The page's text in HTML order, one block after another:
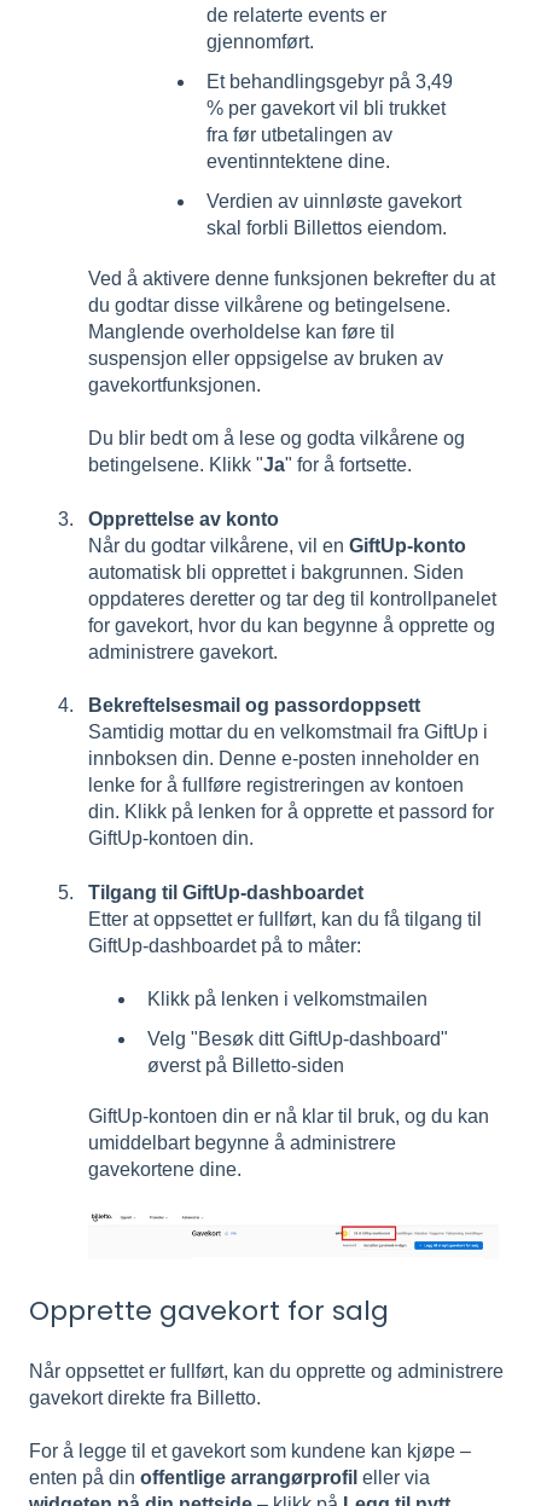
de relaterte events er
gjennomført.
Et behandlingsgebyr på 3,49
% per gavekort vil bli trukket
fra før utbetalingen av
eventinntektene dine.
Verdien av uinnløste gavekort
skal forbli Billettos eiendom.
Ved å aktivere denne funksjonen bekrefter du at
du godtar disse vilkårene og betingelsene.
Manglende overholdelse kan føre til
suspensjon eller oppsigelse av bruken av
gavekortfunksjonen.
Du blir bedt om å lese og godta vilkårene og
betingelsene. Klikk "Ja" for å fortsette.
Opprettelse av konto
Når du godtar vilkårene, vil en GiftUp-konto
automatisk bli opprettet i bakgrunnen. Siden
oppdateres deretter og tar deg til kontrollpanelet
for gavekort, hvor du kan begynne å opprette og
administrere gavekort.
Bekreftelsesmail og passordoppsett
Samtidig mottar du en velkomstmail fra GiftUp i
innboksen din. Denne e-posten inneholder en
lenke for å fullføre registreringen av kontoen
din. Klikk på lenken for å opprette et passord for
GiftUp-kontoen din.
Tilgang til GiftUp-dashboardet
Etter at oppsettet er fullført, kan du få tilgang til
GiftUp-dashboardet på to måter:
Klikk på lenken i velkomstmailen
Velg "Besøk ditt GiftUp-dashboard"
øverst på Billetto-siden
GiftUp-kontoen din er nå klar til bruk, og du kan
umiddelbart begynne å administrere
gavekortene dine.
Opprette gavekort for salg
Når oppsettet er fullført, kan du opprette og administrere
gavekort direkte fra Billetto.
For å legge til et gavekort som kundene kan kjøpe –
enten på din offentlige arrangørprofil eller via